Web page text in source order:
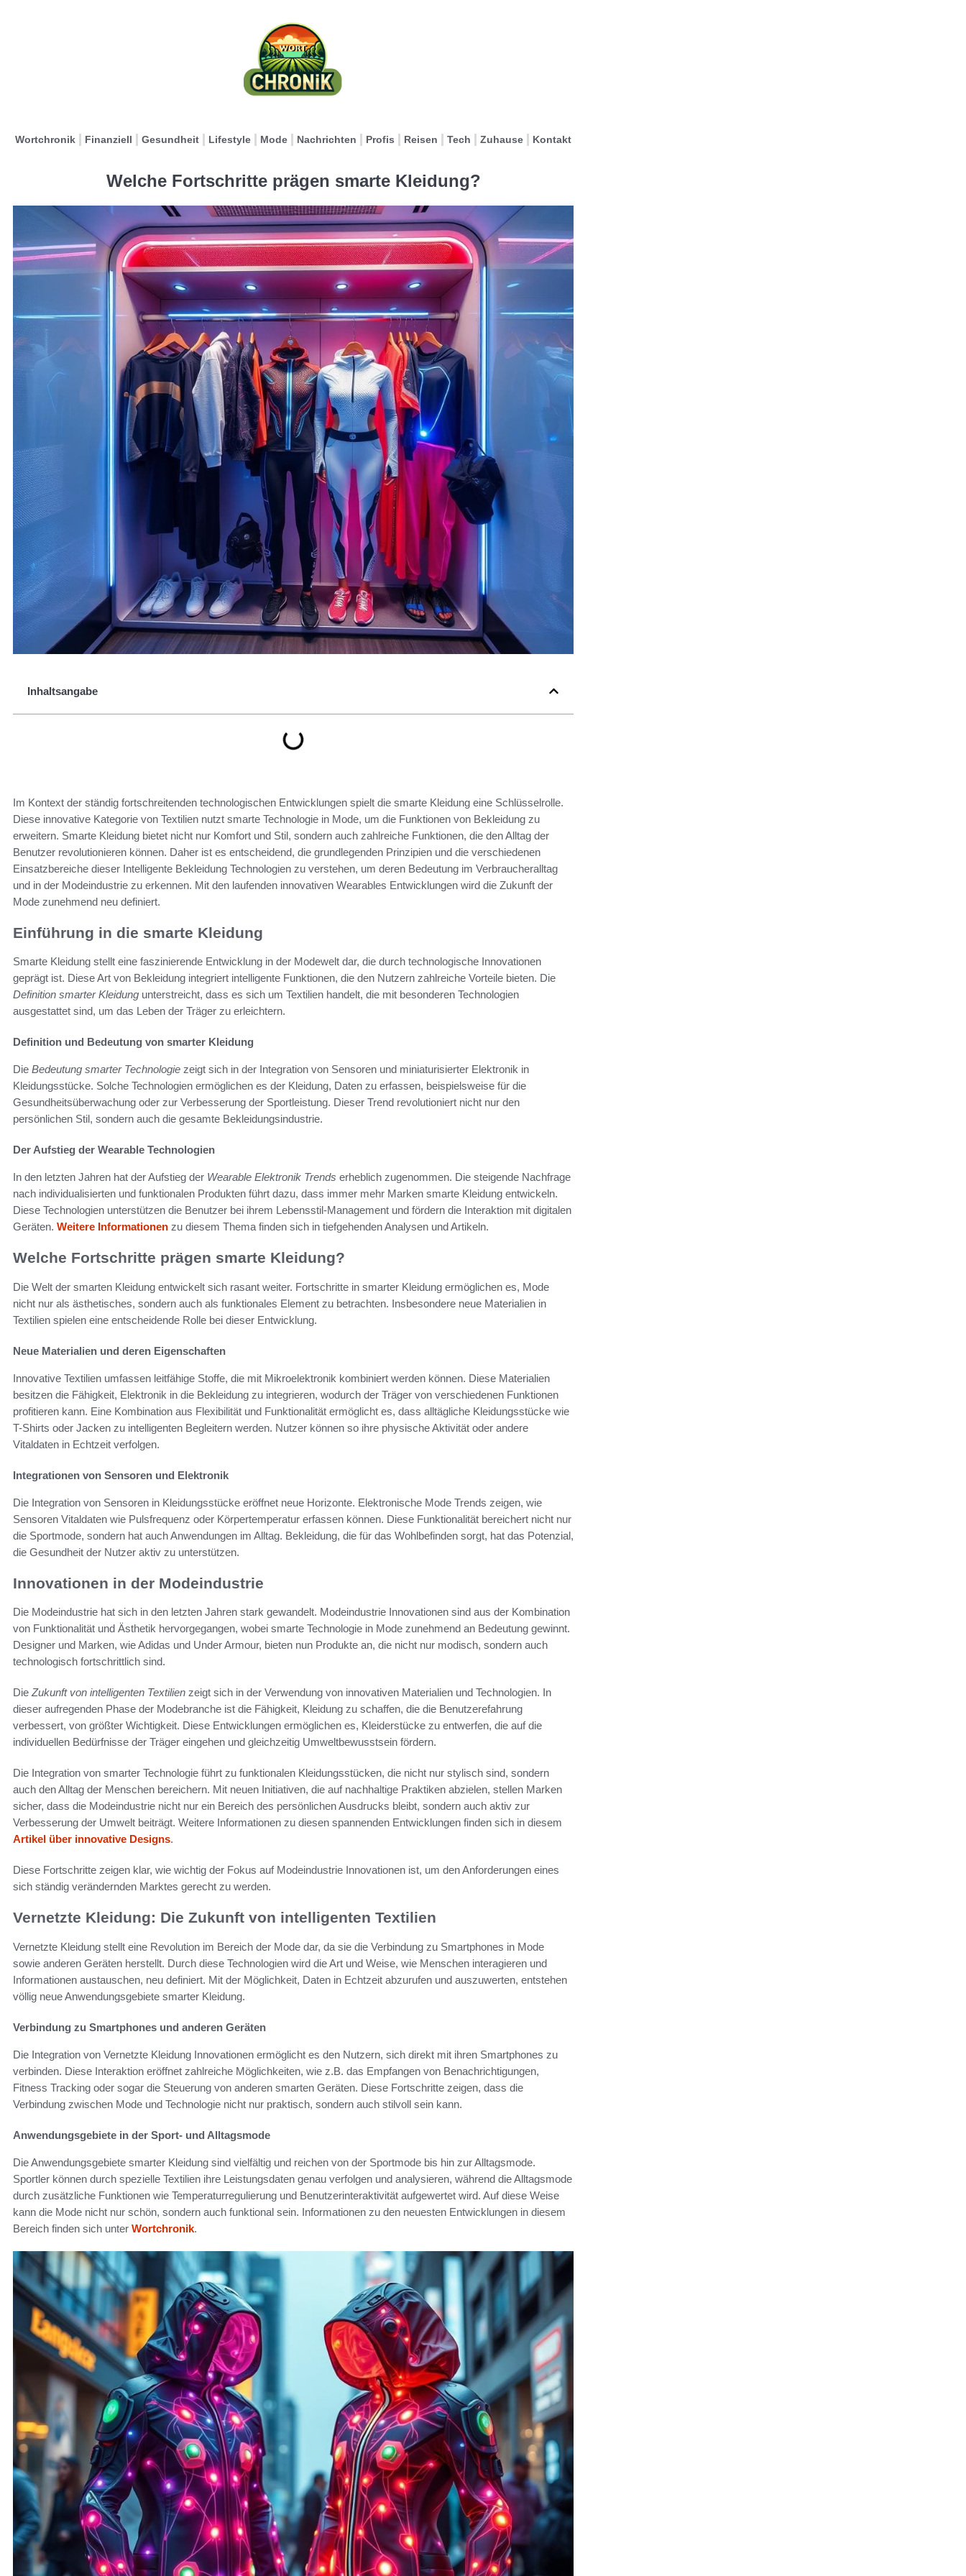
Wortchronik Finanziell Gesundheit Lifestyle Mode Nachrichten Profis Reisen Tech Zuhause Kontakt
Welche Fortschritte prägen smarte Kleidung?
Inhaltsangabe
Im Kontext der ständig fortschreitenden technologischen Entwicklungen spielt die smarte Kleidung eine Schlüsselrolle.
Diese innovative Kategorie von Textilien nutzt smarte Technologie in Mode, um die Funktionen von Bekleidung zu
erweitern. Smarte Kleidung bietet nicht nur Komfort und Stil, sondern auch zahlreiche Funktionen, die den Alltag der
Benutzer revolutionieren können. Daher ist es entscheidend, die grundlegenden Prinzipien und die verschiedenen
Einsatzbereiche dieser Intelligente Bekleidung Technologien zu verstehen, um deren Bedeutung im Verbraucheralltag
und in der Modeindustrie zu erkennen. Mit den laufenden innovativen Wearables Entwicklungen wird die Zukunft der
Mode zunehmend neu definiert.
Einführung in die smarte Kleidung
Smarte Kleidung stellt eine faszinierende Entwicklung in der Modewelt dar, die durch technologische Innovationen
geprägt ist. Diese Art von Bekleidung integriert intelligente Funktionen, die den Nutzern zahlreiche Vorteile bieten. Die
Definition smarter Kleidung unterstreicht, dass es sich um Textilien handelt, die mit besonderen Technologien
ausgestattet sind, um das Leben der Träger zu erleichtern.
Definition und Bedeutung von smarter Kleidung
Die Bedeutung smarter Technologie zeigt sich in der Integration von Sensoren und miniaturisierter Elektronik in
Kleidungsstücke. Solche Technologien ermöglichen es der Kleidung, Daten zu erfassen, beispielsweise für die
Gesundheitsüberwachung oder zur Verbesserung der Sportleistung. Dieser Trend revolutioniert nicht nur den
persönlichen Stil, sondern auch die gesamte Bekleidungsindustrie.
Der Aufstieg der Wearable Technologien
In den letzten Jahren hat der Aufstieg der Wearable Elektronik Trends erheblich zugenommen. Die steigende Nachfrage
nach individualisierten und funktionalen Produkten führt dazu, dass immer mehr Marken smarte Kleidung entwickeln.
Diese Technologien unterstützen die Benutzer bei ihrem Lebensstil-Management und fördern die Interaktion mit digitalen
Geräten. Weitere Informationen zu diesem Thema finden sich in tiefgehenden Analysen und Artikeln.
Welche Fortschritte prägen smarte Kleidung?
Die Welt der smarten Kleidung entwickelt sich rasant weiter. Fortschritte in smarter Kleidung ermöglichen es, Mode
nicht nur als ästhetisches, sondern auch als funktionales Element zu betrachten. Insbesondere neue Materialien in
Textilien spielen eine entscheidende Rolle bei dieser Entwicklung.
Neue Materialien und deren Eigenschaften
Innovative Textilien umfassen leitfähige Stoffe, die mit Mikroelektronik kombiniert werden können. Diese Materialien
besitzen die Fähigkeit, Elektronik in die Bekleidung zu integrieren, wodurch der Träger von verschiedenen Funktionen
profitieren kann. Eine Kombination aus Flexibilität und Funktionalität ermöglicht es, dass alltägliche Kleidungsstücke wie
T-Shirts oder Jacken zu intelligenten Begleitern werden. Nutzer können so ihre physische Aktivität oder andere
Vitaldaten in Echtzeit verfolgen.
Integrationen von Sensoren und Elektronik
Die Integration von Sensoren in Kleidungsstücke eröffnet neue Horizonte. Elektronische Mode Trends zeigen, wie
Sensoren Vitaldaten wie Pulsfrequenz oder Körpertemperatur erfassen können. Diese Funktionalität bereichert nicht nur
die Sportmode, sondern hat auch Anwendungen im Alltag. Bekleidung, die für das Wohlbefinden sorgt, hat das Potenzial,
die Gesundheit der Nutzer aktiv zu unterstützen.
Innovationen in der Modeindustrie
Die Modeindustrie hat sich in den letzten Jahren stark gewandelt. Modeindustrie Innovationen sind aus der Kombination
von Funktionalität und Ästhetik hervorgegangen, wobei smarte Technologie in Mode zunehmend an Bedeutung gewinnt.
Designer und Marken, wie Adidas und Under Armour, bieten nun Produkte an, die nicht nur modisch, sondern auch
technologisch fortschrittlich sind.
Die Zukunft von intelligenten Textilien zeigt sich in der Verwendung von innovativen Materialien und Technologien. In
dieser aufregenden Phase der Modebranche ist die Fähigkeit, Kleidung zu schaffen, die die Benutzerefahrung
verbessert, von größter Wichtigkeit. Diese Entwicklungen ermöglichen es, Kleiderstücke zu entwerfen, die auf die
individuellen Bedürfnisse der Träger eingehen und gleichzeitig Umweltbewusstsein fördern.
Die Integration von smarter Technologie führt zu funktionalen Kleidungsstücken, die nicht nur stylisch sind, sondern
auch den Alltag der Menschen bereichern. Mit neuen Initiativen, die auf nachhaltige Praktiken abzielen, stellen Marken
sicher, dass die Modeindustrie nicht nur ein Bereich des persönlichen Ausdrucks bleibt, sondern auch aktiv zur
Verbesserung der Umwelt beiträgt. Weitere Informationen zu diesen spannenden Entwicklungen finden sich in diesem
Artikel über innovative Designs.
Diese Fortschritte zeigen klar, wie wichtig der Fokus auf Modeindustrie Innovationen ist, um den Anforderungen eines
sich ständig verändernden Marktes gerecht zu werden.
Vernetzte Kleidung: Die Zukunft von intelligenten Textilien
Vernetzte Kleidung stellt eine Revolution im Bereich der Mode dar, da sie die Verbindung zu Smartphones in Mode
sowie anderen Geräten herstellt. Durch diese Technologien wird die Art und Weise, wie Menschen interagieren und
Informationen austauschen, neu definiert. Mit der Möglichkeit, Daten in Echtzeit abzurufen und auszuwerten, entstehen
völlig neue Anwendungsgebiete smarter Kleidung.
Verbindung zu Smartphones und anderen Geräten
Die Integration von Vernetzte Kleidung Innovationen ermöglicht es den Nutzern, sich direkt mit ihren Smartphones zu
verbinden. Diese Interaktion eröffnet zahlreiche Möglichkeiten, wie z.B. das Empfangen von Benachrichtigungen,
Fitness Tracking oder sogar die Steuerung von anderen smarten Geräten. Diese Fortschritte zeigen, dass die
Verbindung zwischen Mode und Technologie nicht nur praktisch, sondern auch stilvoll sein kann.
Anwendungsgebiete in der Sport- und Alltagsmode
Die Anwendungsgebiete smarter Kleidung sind vielfältig und reichen von der Sportmode bis hin zur Alltagsmode.
Sportler können durch spezielle Textilien ihre Leistungsdaten genau verfolgen und analysieren, während die Alltagsmode
durch zusätzliche Funktionen wie Temperaturregulierung und Benutzerinteraktivität aufgewertet wird. Auf diese Weise
kann die Mode nicht nur schön, sondern auch funktional sein. Informationen zu den neuesten Entwicklungen in diesem
Bereich finden sich unter Wortchronik.